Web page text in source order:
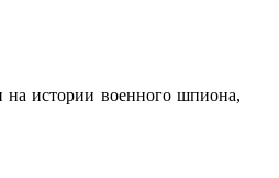
на истории военного шпиона,